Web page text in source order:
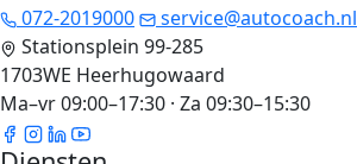
072-2019000
service@autocoach.nl
Stationsplein 99-285
1703WE Heerhugowaard
Ma–vr 09:00–17:30 · Za 09:30–15:30